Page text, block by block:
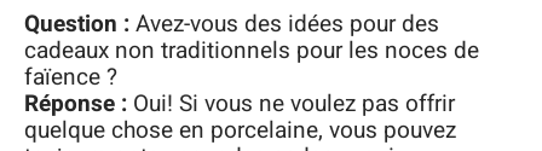
Question :Avez-vous des idées pour des
cadeaux non traditionnels pour les noces de
faïence ?
Réponse : Oui! Si vous ne voulez pas offrir
quelque chose en porcelaine, vous pouvez